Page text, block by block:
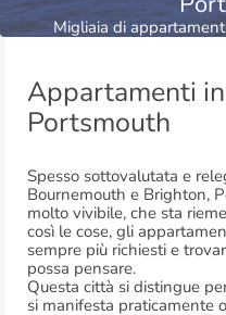
Migliaia di
Appartamenti
Portsmouth
Spesso sottovalutata e
Bournemouth e Brighton,
molto vivibile, che sta
così le cose, gli
sempre più richiesti e
possa pensare.
Questa città si distingue
si manifesta praticamente